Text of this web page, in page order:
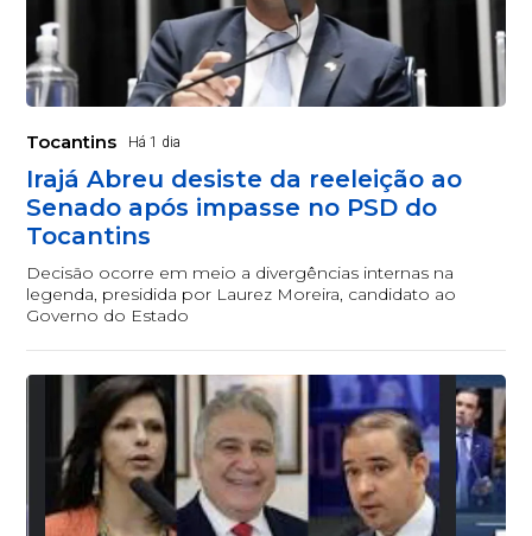
Tocantins Há 1 dia
Irajá Abreu desiste da reeleição ao
Senado após impasse no PSD do
Tocantins
Decisão ocorre em meio a divergências internas na
legenda, presidida por Laurez Moreira, candidato ao
Governo do Estado